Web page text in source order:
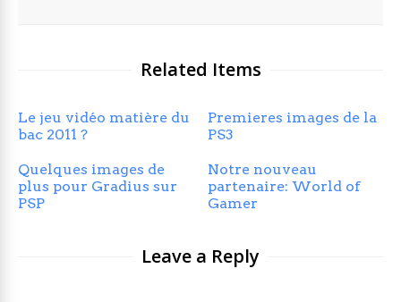
Related Items
Le jeu vidéo matière du
bac 2011 ?
Premieres images de la
PS3
Quelques images de
plus pour Gradius sur
PSP
Notre nouveau
partenaire: World of
Gamer
Leave a Reply